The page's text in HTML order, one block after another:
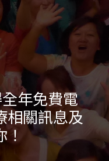
年免費電
相關訊息及